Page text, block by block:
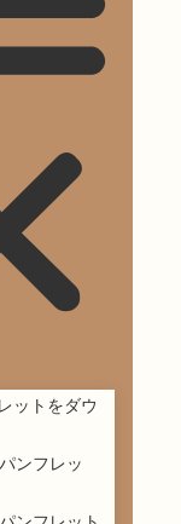
ットをダウ
ンフレッ